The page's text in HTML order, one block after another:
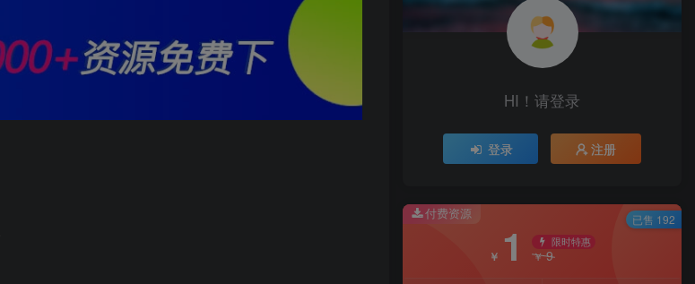
HI！请登录
登录 注册
付费资源
￥ 1 限时特惠
￥9
已售 192